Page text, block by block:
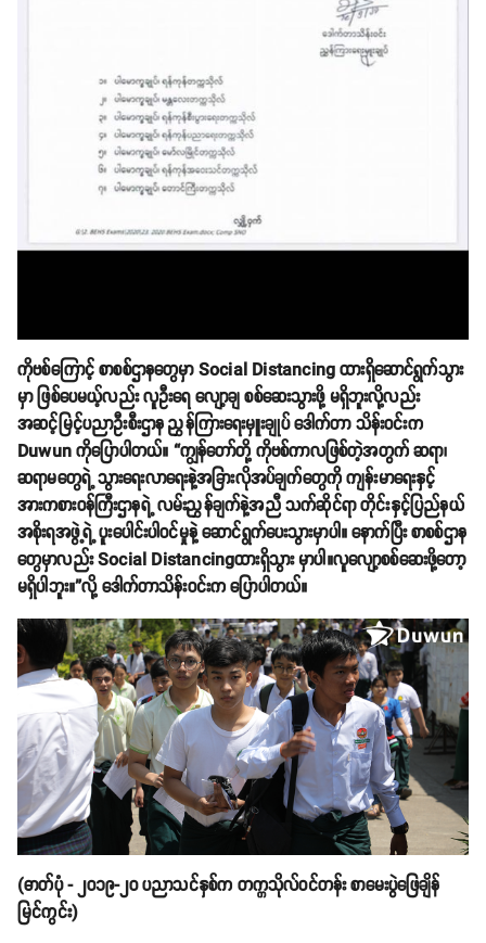
ကိုဗစ်ကြောင့် စာစစ်ဌာနတွေမှာ Social Distancing ထားရှိဆောင်ရွက်သွား
မှာ ဖြစ်ပေမယ့်လည်း လူဦးရေ လျော့ချ စစ်ဆေးသွားဖို့ မရှိဘူးလို့လည်း
အဆင့်မြင့်ပညာဦးစီးဌာန ညွှန်ကြားရေးမှူးချုပ် ဒေါက်တာ သိန်းဝင်းက
Duwun ကိုပြောပါတယ်။ “ကျွန်တော်တို့ ကိုဗစ်ကာလဖြစ်တဲ့အတွက် ဆရာ၊
ဆရာမတွေရဲ့ သွားရေးလာရေးနဲ့အခြားလိုအပ်ချက်တွေကို ကျန်းမာရေးနှင့်
အားကစားဝန်ကြီးဌာနရဲ့ လမ်းညွှန်ချက်နဲ့အညီ သက်ဆိုင်ရာ တိုင်းနှင့်ပြည်နယ်
အစိုးရအဖွဲ့ရဲ့ ပူးပေါင်းပါဝင်မှုနဲ့ ဆောင်ရွက်ပေးသွားမှာပါ။ နောက်ပြီး စာစစ်ဌာန
တွေမှာလည်း Social Distancingထားရှိသွား မှာပါ။လူလျော့စစ်ဆေးဖို့တော့
မရှိပါဘူး။”လို့ ဒေါက်တာသိန်းဝင်းက ပြောပါတယ်။
(ဓာတ်ပုံ - ၂၀၁၉-၂၀ ပညာသင်နှစ်က တက္ကသိုလ်ဝင်တန်း စာမေးပွဲဖြေချိန်
မြင်ကွင်း)